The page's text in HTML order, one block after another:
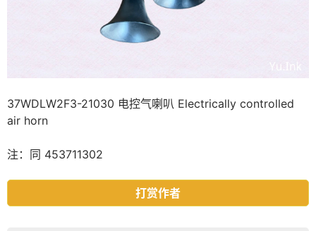
37WDLW2F3-21030 电控气喇叭 Electrically controlled
air horn
注：同 453711302
打赏作者